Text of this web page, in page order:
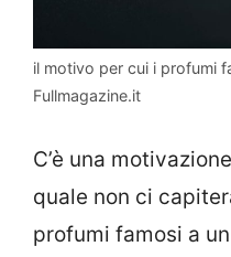
il motivo per cui i profumi
Fullmagazine.it
C’è una
quale non ci
profumi famosi a